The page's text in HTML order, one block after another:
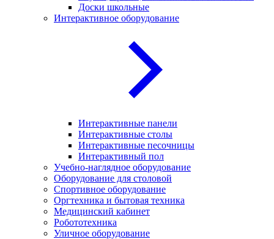
Доски школьные
Интерактивное оборудование
Интерактивные панели
Интерактивные столы
Интерактивные песочницы
Интерактивный пол
Учебно-наглядное оборудование
Оборудование для столовой
Спортивное оборудование
Оргтехника и бытовая техника
Медицинский кабинет
Робототехника
Уличное оборудование